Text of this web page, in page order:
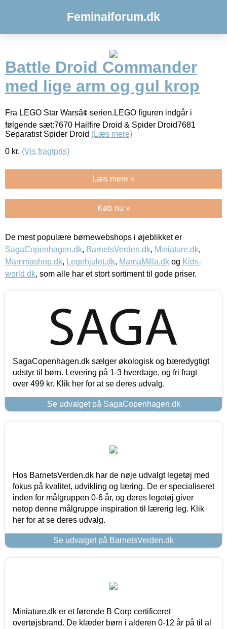
Feminaiforum.dk
Battle Droid Commander
med lige arm og gul krop
Fra LEGO Star Warsâ¢ serien.LEGO figuren indgår i
følgende sæt:7670 Hailfire Droid & Spider Droid7681
Separatist Spider Droid (Læs mere)
0 kr. (Vis fragtpris)
Læs mere »
Køb nu »
De mest populære børnewebshops i øjeblikket er
SagaCopenhagen.dk, BarnetsVerden.dk, Miniature.dk,
Mammashop.dk, Legehjulet.dk, MamaMilla.dk og Kids-
world.dk, som alle har et stort sortiment til gode priser.
SagaCopenhagen.dk sælger økologisk og bæredygtigt
udstyr til børn. Levering på 1-3 hverdage, og fri fragt
over 499 kr. Klik her for at se deres udvalg.
Se udvalget på SagaCopenhagen.dk
Hos BarnetsVerden.dk har de nøje udvalgt legetøj med
fokus på kvalitet, udvikling og læring. De er specialiseret
inden for målgruppen 0-6 år, og deres legetøj giver
netop denne målgruppe inspiration til lærerig leg. Klik
her for at se deres udvalg.
Se udvalget på BarnetsVerden.dk
Miniature.dk er et førende B Corp certificeret
overtøjsbrand. De klæder børn i alderen 0-12 år på til al